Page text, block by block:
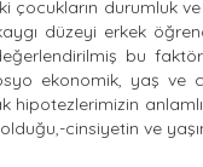
çocukların durumluk
düzeyi erkek
bu
ekonomik, yaş ve
cinsiyetin ve